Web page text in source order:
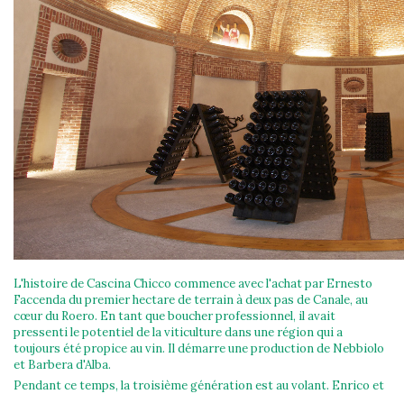
L'histoire de Cascina Chicco commence avec l'achat par Ernesto
Faccenda du premier hectare de terrain à deux pas de Canale, au
cœur du Roero. En tant que boucher professionnel, il avait
pressenti le potentiel de la viticulture dans une région qui a
toujours été propice au vin. Il démarre une production de Nebbiolo
et Barbera d'Alba.
Pendant ce temps, la troisième génération est au volant. Enrico et